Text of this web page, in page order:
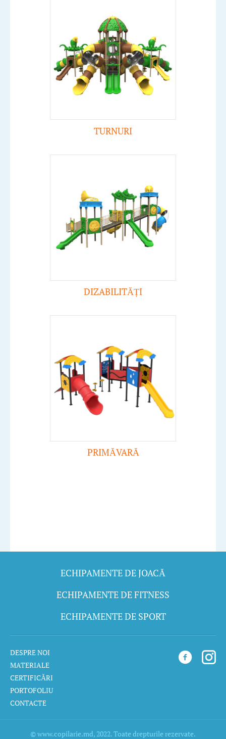
TURNURI
DIZABILITĂȚI
PRIMĂVARĂ
ECHIPAMENTE DE JOACĂ
ECHIPAMENTE DE FITNESS
ECHIPAMENTE DE SPORT
DESPRE NOI
MATERIALE
CERTIFICĂRI
PORTOFOLIU
CONTACTE
© www.copilarie.md, 2022. Toate drepturile rezervate.